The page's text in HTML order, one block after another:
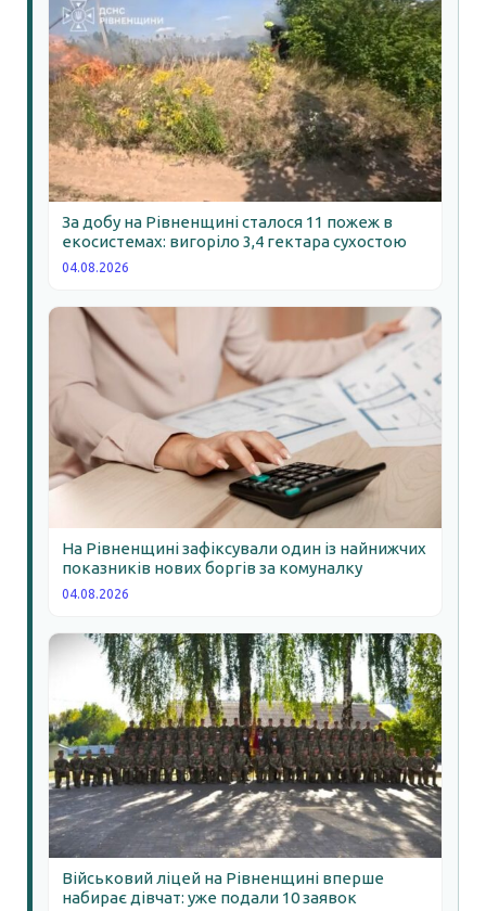
За добу на Рівненщині сталося 11 пожеж в
екосистемах: вигоріло 3,4 гектара сухостою
04.08.2026
На Рівненщині зафіксували один із найнижчих
показників нових боргів за комуналку
04.08.2026
Військовий ліцей на Рівненщині вперше
набирає дівчат: уже подали 10 заявок